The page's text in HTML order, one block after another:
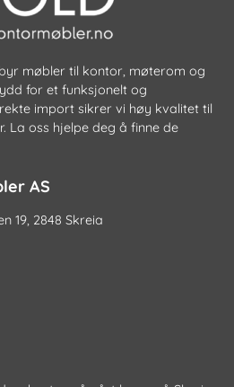
møbler til kontor, møterom og
for et funksjonelt og
import sikrer vi høy kvalitet til
La oss hjelpe deg å finne de
AS
19, 2848 Skreia